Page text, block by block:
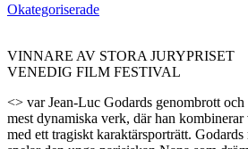
Okategoriserade
VINNARE AV STORA JURYPRISET
VENEDIG FILM FESTIVAL
<> var Jean-Luc Godards genombrott och
mest dynamiska verk, där han
med ett tragiskt karaktärsporträtt.